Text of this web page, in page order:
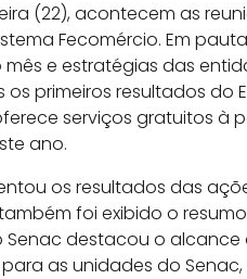
(22), acontecem as
Fecomércio. Em
e estratégias das
primeiros resultados do
serviços gratuitos à
ano.
os resultados das
foi exibido o
Senac destacou o
as unidades do